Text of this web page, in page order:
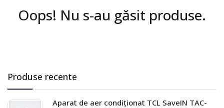
Produse recente
Aparat de aer condiționat TCL SaveIN TAC-
Oops! Nu s-au găsit produse.